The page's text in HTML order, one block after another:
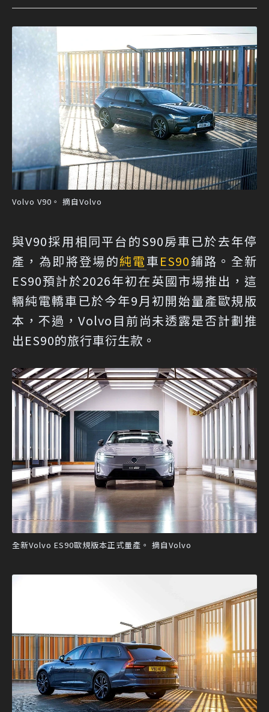
Volvo V90。 摘自Volvo
與V90採用相同平台的S90房車已於去年停
產，為即將登場的純電車ES90鋪路。全新
ES90預計於2026年初在英國市場推出，這
輛純電轎車已於今年9月初開始量產歐規版
本，不過，Volvo目前尚未透露是否計劃推
出ES90的旅行車衍生款。
全新Volvo ES90歐規版本正式量產。 摘自Volvo